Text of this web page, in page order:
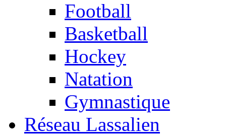
Football
Basketball
Hockey
Natation
Gymnastique
Réseau Lassalien